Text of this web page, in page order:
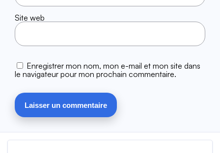
Site web
Enregistrer mon nom, mon e-mail et mon site dans
le navigateur pour mon prochain commentaire.